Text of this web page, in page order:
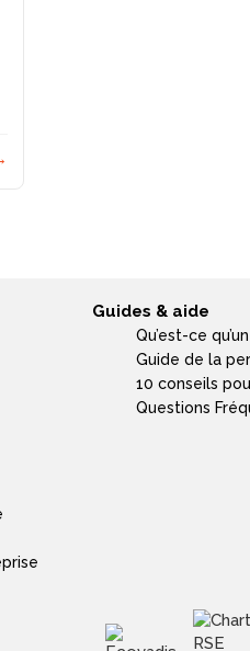
Guides & aide
Qu’est-ce
Guide de la
10 conseils
Questions